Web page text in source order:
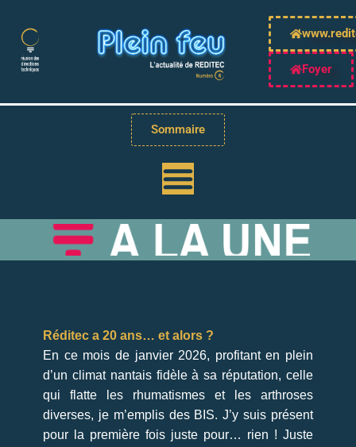
Foyer
Sommaire
Réditec a 20 ans… et alors ?
En ce mois de janvier 2026, profitant en plein
d’un climat nantais fidèle à sa réputation, celle
qui flatte les rhumatismes et les arthroses
diverses, je m’emplis des BIS. J’y suis présent
pour la première fois juste pour… rien ! Juste